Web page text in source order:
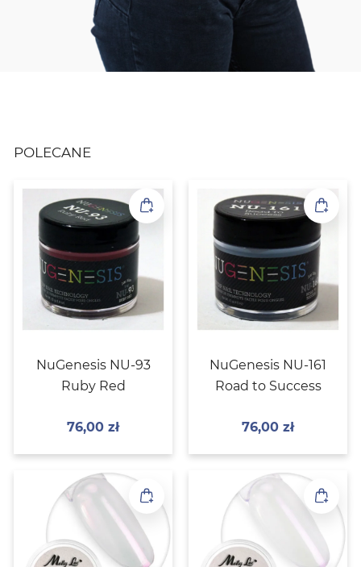
POLECANE
NuGenesis NU-93
Ruby Red
76,00 zł
NuGenesis NU-161
Road to Success
76,00 zł